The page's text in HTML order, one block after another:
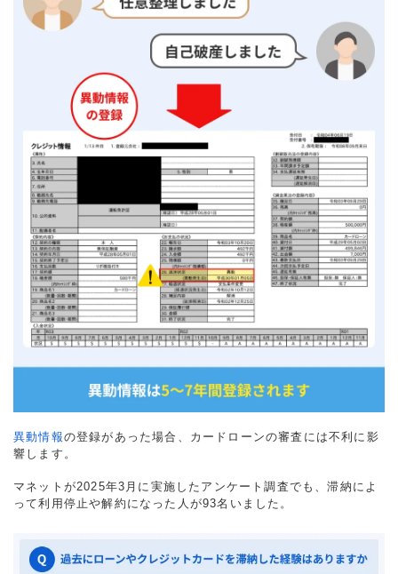
異動情報の登録があった場合、カードローンの審査には不利に影
響します。
マネットが2025年3月に実施したアンケート調査でも、滞納によ
って利用停止や解約になった人が93名いました。